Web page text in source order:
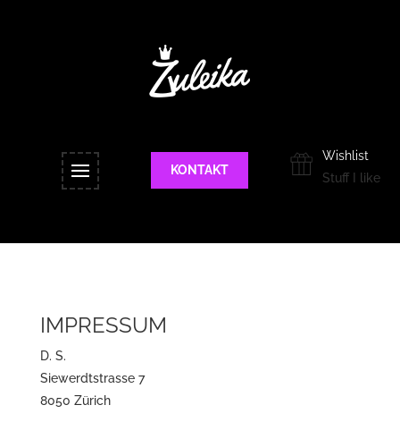
KONTAKT
Wishlist
Stuff I like
IMPRESSUM
D. S.
Siewerdtstrasse 7
8050 Zürich